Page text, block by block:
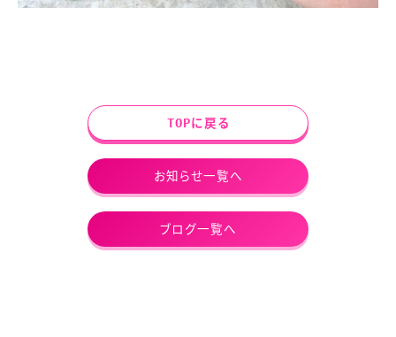
TOPに戻る
お知らせ一覧へ
ブログ一覧へ